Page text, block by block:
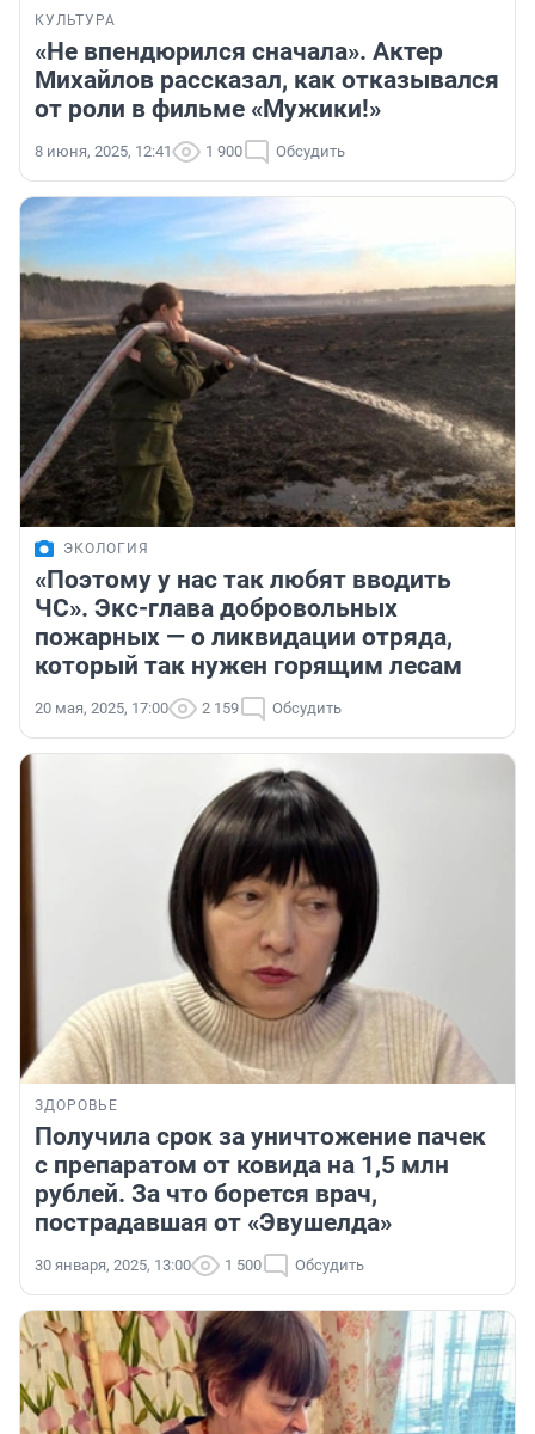
КУЛЬТУРА
«Не впендюрился сначала». Актер
Михайлов рассказал, как отказывался
от роли в фильме «Мужики!»
8 июня, 2025, 12:41 1 900 Обсудить
ЭКОЛОГИЯ
«Поэтому у нас так любят вводить
ЧС». Экс-глава добровольных
пожарных — о ликвидации отряда,
который так нужен горящим лесам
20 мая, 2025, 17:00 2 159 Обсудить
ЗДОРОВЬЕ
Получила срок за уничтожение пачек
с препаратом от ковида на 1,5 млн
рублей. За что борется врач,
пострадавшая от «Эвушелда»
30 января, 2025, 13:00 1 500 Обсудить